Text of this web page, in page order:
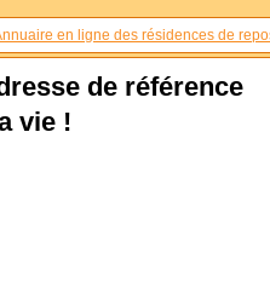
en ligne des résidences de
de référence
vie !